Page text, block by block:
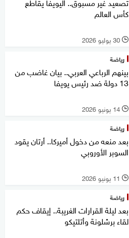
كأس العالم
l 30 يوليو 2026
رياضة
بينهم الرباعي العربي.. بيان غاضب من
13 دولة ضد رئيس يويفا
l 14 يونيو 2026
رياضة
بعد منعه من دخول أميركا.. أرتان يقود
السوبر الأوروبي
l 11 يونيو 2026
رياضة
بعد ليلة القرارات الغريبة.. إيقاف حكم
لقاء برشلونة وأتلتيكو